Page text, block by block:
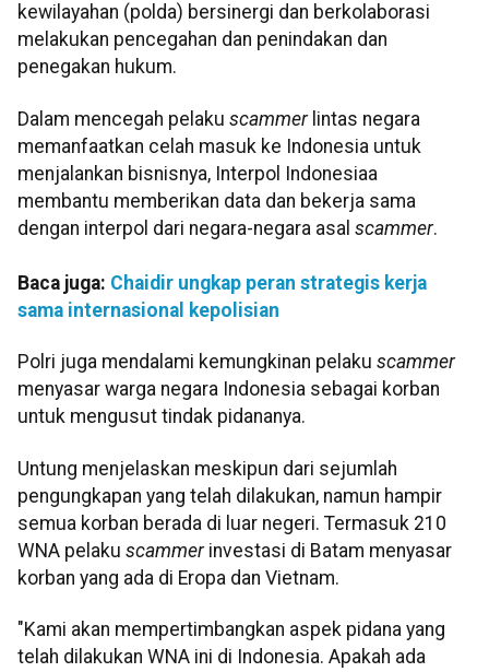
kewilayahan (polda) bersinergi dan berkolaborasi
melakukan pencegahan dan penindakan dan
penegakan hukum.
Dalam mencegah pelaku scammerlintas negara
memanfaatkan celah masuk ke Indonesia untuk
menjalankan bisnisnya, Interpol Indonesiaa
membantu memberikan data dan bekerja sama
dengan interpol dari negara-negara asal scammer.
Baca juga: Chaidir ungkap peran strategis kerja
sama internasional kepolisian
Polri juga mendalami kemungkinan pelaku scammer
menyasar warga negara Indonesia sebagai korban
untuk mengusut tindak pidananya.
Untung menjelaskan meskipun dari sejumlah
pengungkapan yang telah dilakukan, namun hampir
semua korban berada di luar negeri. Termasuk 210
WNA pelaku scammerinvestasi di Batam menyasar
korban yang ada di Eropa dan Vietnam.
"Kami akan mempertimbangkan aspek pidana yang
telah dilakukan WNA ini di Indonesia. Apakah ada